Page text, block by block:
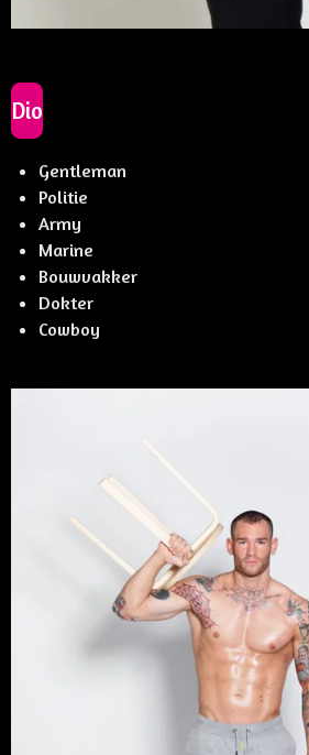
Dio
Gentleman
Politie
Army
Marine
Bouwvakker
Dokter
Cowboy